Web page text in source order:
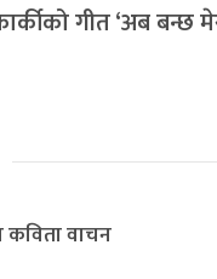
गीत ‘अब बन्छ
कविता वाचन